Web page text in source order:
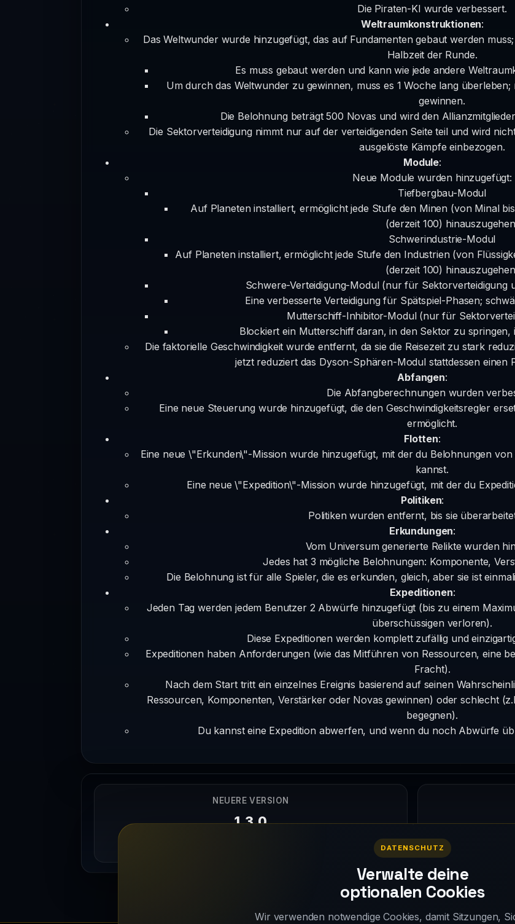
Die Piraten-KI wurde verbessert.
Weltraumkonstruktionen:
Das Weltwunder wurde hinzugefügt, das auf Fundamenten gebaut werden
Halbzeit der Runde.
Es muss gebaut werden und kann wie jede andere
Um durch das Weltwunder zu gewinnen, muss es 1 Woche lang
gewinnen.
Die Belohnung beträgt 500 Novas und wird den
Die Sektorverteidigung nimmt nur auf der verteidigenden Seite teil und wird
ausgelöste Kämpfe einbezogen.
Module:
Neue Module wurden hinzugefügt:
Tiefbergbau-Modul
Auf Planeten installiert, ermöglicht jede Stufe den Minen (von Minal
(derzeit 100)
Schwerindustrie-Modul
Auf Planeten installiert, ermöglicht jede Stufe den Industrien (von
(derzeit 100)
Schwere-Verteidigung-Modul (nur für Sektorverteidigung
Eine verbesserte Verteidigung für Spätspiel-Phasen;
Mutterschiff-Inhibitor-Modul (nur für
Blockiert ein Mutterschiff daran, in den Sektor zu springen,
Die faktorielle Geschwindigkeit wurde entfernt, da sie die Reisezeit zu stark
jetzt reduziert das Dyson-Sphären-Modul stattdessen einen
Abfangen:
Die Abfangberechnungen wurden
Eine neue Steuerung wurde hinzugefügt, die den Geschwindigkeitsregler
ermöglicht.
Flotten:
Eine neue \"Erkunden\"-Mission wurde hinzugefügt, mit der du Belohnungen
kannst.
Eine neue \"Expedition\"-Mission wurde hinzugefügt, mit der du
Politiken:
Politiken wurden entfernt, bis sie
Erkundungen:
Vom Universum generierte Relikte wurden
Jedes hat 3 mögliche Belohnungen: Komponente,
Die Belohnung ist für alle Spieler, die es erkunden, gleich, aber sie ist
Expeditionen:
Jeden Tag werden jedem Benutzer 2 Abwürfe hinzugefügt (bis zu einem
überschüssigen verloren).
Diese Expeditionen werden komplett zufällig und
Expeditionen haben Anforderungen (wie das Mitführen von Ressourcen, eine
Fracht).
Nach dem Start tritt ein einzelnes Ereignis basierend auf seinen
Ressourcen, Komponenten, Verstärker oder Novas gewinnen) oder schlecht
begegnen).
Du kannst eine Expedition abwerfen, und wenn du noch Abwürfe
NEUERE VERSION
1.3.0
DATENSCHUTZ
Verwalte deine
optionalen Cookies
Wir verwenden notwendige Cookies, damit Sitzungen,